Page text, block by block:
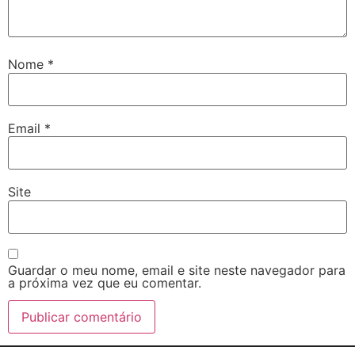
Nome *
Email *
Site
Guardar o meu nome, email e site neste navegador para
a próxima vez que eu comentar.